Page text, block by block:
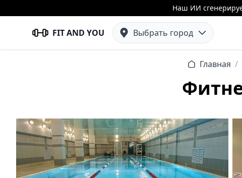
Наш ИИ
FIT AND YOU Выбрать город
Главная /